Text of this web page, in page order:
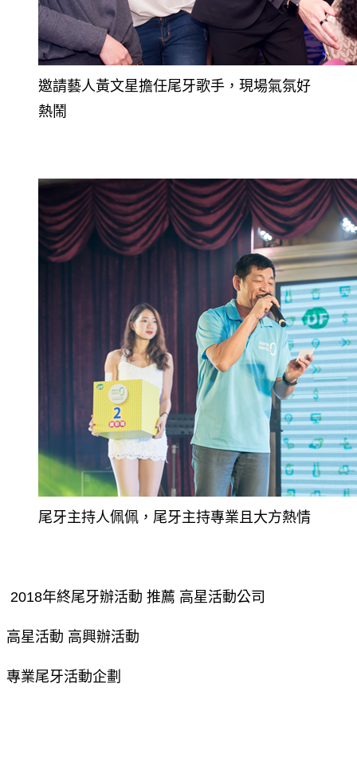
邀請藝人黃文星擔任尾牙歌手，現場氣氛好
熱鬧
尾牙主持人佩佩，尾牙主持專業且大方熱情
2018年終尾牙辦活動 推薦 高星活動公司
高星活動 高興辦活動
專業尾牙活動企劃